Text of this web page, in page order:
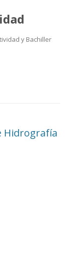
y Bachiller
Hidrografía